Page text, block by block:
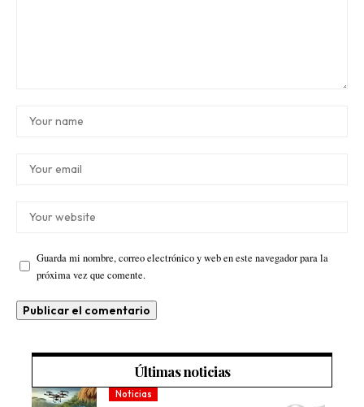
Guarda mi nombre, correo electrónico y web en este navegador para la
próxima vez que comente.
Últimas noticias
Noticias